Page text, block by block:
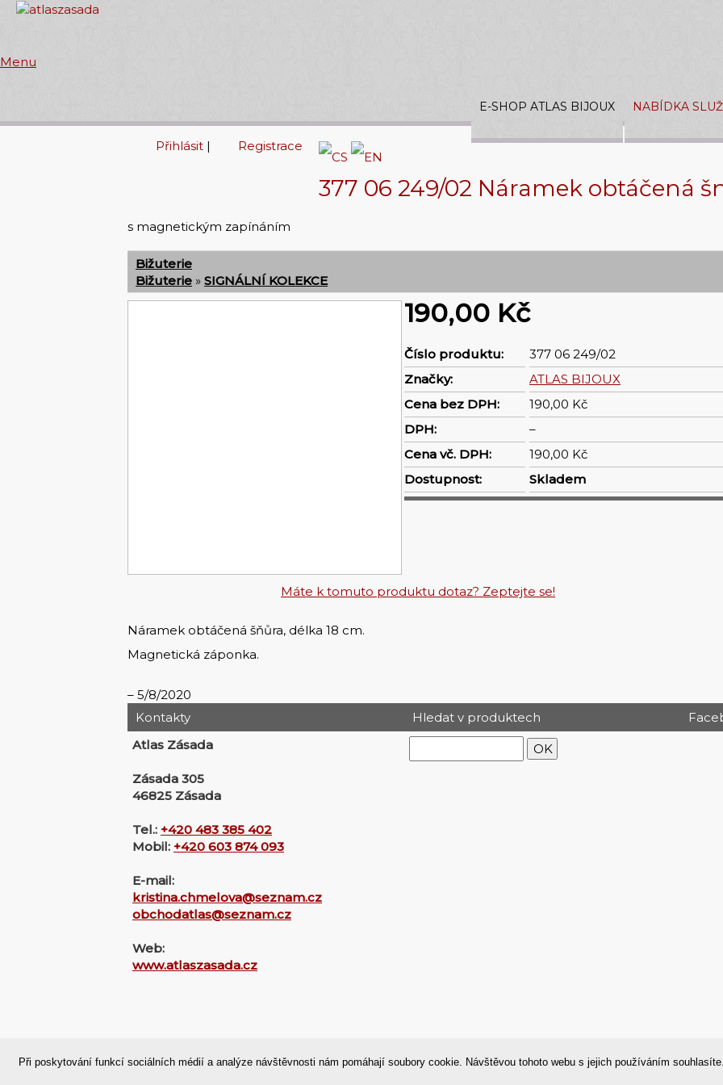
Při poskytování funkcí sociálních médií a analýze návštěvnosti nám pomáhají soubory cookie. Návštěvou tohoto webu s jejich používáním
Menu
E-SHOP ATLAS BIJOUX NABÍDKA
Přihlásit | Registrace
377 06 249/02 Náramek obtáčená
s magnetickým zapínáním
Bižuterie
Bižuterie » SIGNÁLNÍ KOLEKCE
190,00 Kč
Číslo produktu:
377 06 249/02
Značky:
ATLAS BIJOUX
Cena bez DPH:
190,00 Kč
DPH:
–
Cena vč. DPH:
190,00 Kč
Dostupnost:
Skladem
Máte k tomuto produktu dotaz? Zeptejte se!
Náramek obtáčená šňůra, délka 18 cm.
Magnetická záponka.
5/8/2020
Kontakty
Atlas Zásada
Zásada 305
46825 Zásada
Tel.: +420 483 385 402
Mobil: +420 603 874 093
E-mail:
kristina.chmelova@seznam.cz
obchodatlas@seznam.cz
Web:
www.atlaszasada.cz
Hledat v produktech